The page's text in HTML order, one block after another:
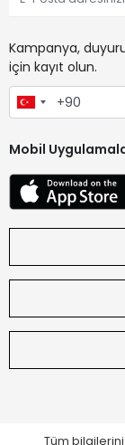
Kampanya,
için kayıt olun.
Mobil
Tüm